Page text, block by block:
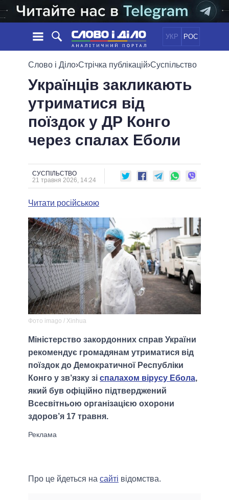
УКР РОС
НОВИНИ
СТРІЧКА
ПОДІЇ
СТАТТІ
ДУМКИ
ОГЛЯДИ
ДАЙДЖЕСТИ
ПОЛІТИКА
ЕКОНОМІКА
СУСПІЛЬСТВО
ОБIЦЯНКИ
ПОЛIТИКИ
УСІ ПОЛІТИКИ
ПРЕЗИДЕНТ І ОФІС
ВЕРХОВНА РАДА
КАБІНЕТ МІНІСТРІВ
МЕРИ МІСТ
ВСІ ПЕРСОНИ
ІНФОГРАФІКА
ПІДТРИМАТИ
ПОРІВНЯННЯ ПОЛІТИКІВ
Слово і Діло›Стрічка публікацій›Суспільство
Українців закликають
утриматися від
поїздок у ДР Конго
через спалах Еболи
СУСПІЛЬСТВО
21 травня 2026, 14:24
Читати російською
Фото imago / Xinhua
Міністерство закордонних справ України
рекомендує громадянам утриматися від
поїздок до Демократичної Республіки
Конго у зв’язку зі спалахом вірусу Ебола,
який був офіційно підтверджений
Всесвітньою організацією охорони
здоров’я 17 травня.
Про це йдеться на сайті відомства.